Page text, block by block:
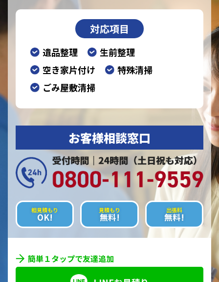
対応項目
遺品整理
生前整理
空き家片付け
特殊清掃
ごみ屋敷清掃
お客様相談窓口
相見積もり
OK!
見積もり
無料!
出張料
無料!
簡単１タップで友達追加